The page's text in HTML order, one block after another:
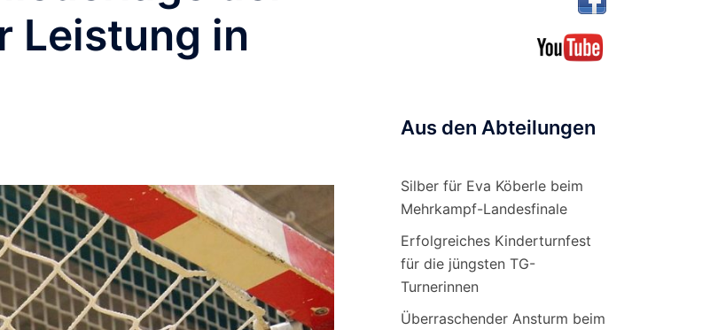
Leistung in
Aus den Abteilungen
Silber für Eva Köberle beim
Mehrkampf-Landesfinale
Erfolgreiches Kinderturnfest
für die jüngsten TG-
Turnerinnen
Überraschender Ansturm beim